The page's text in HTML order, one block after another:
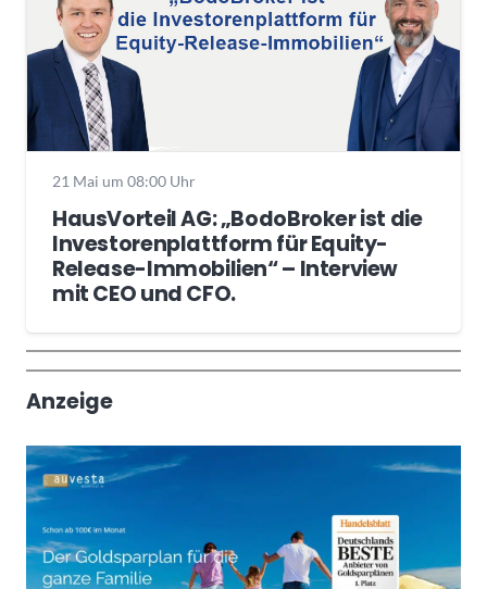
21 Mai um 08:00 Uhr
HausVorteil AG: „BodoBroker ist die
Investorenplattform für Equity-
Release-Immobilien“ – Interview
mit CEO und CFO.
Wochenrückblick
Trendthemen
Anzeige